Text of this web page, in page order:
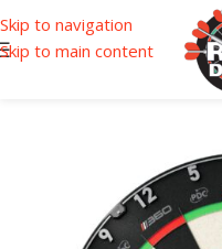
Skip to navigation
Skip to main content